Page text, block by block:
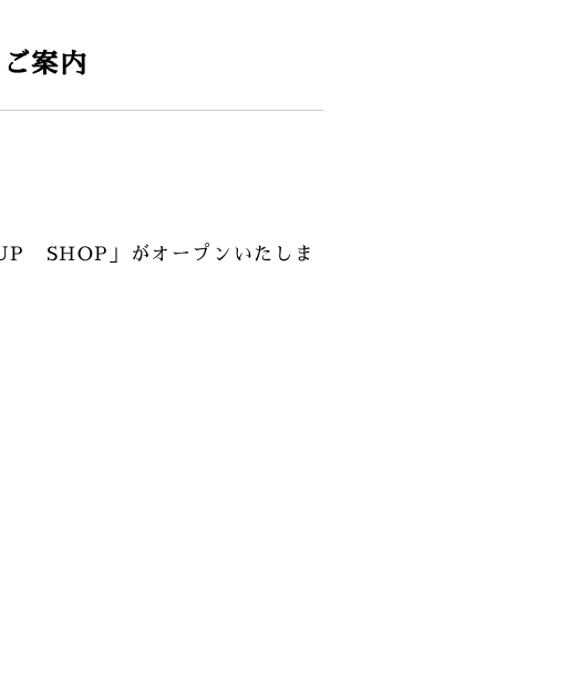
案内
SHOP」がオープンいたしま